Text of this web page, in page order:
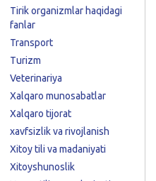
Tirik organizmlar haqidagi
fanlar
Transport
Turizm
Veterinariya
Xalqaro munosabatlar
Xalqaro tijorat
xavfsizlik va rivojlanish
Xitoy tili va madaniyati
Xitoyshunoslik